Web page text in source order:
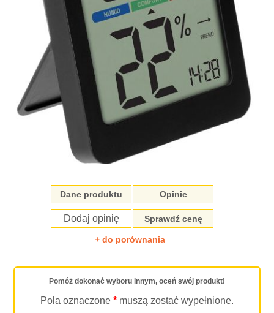
Dane produktu Opinie
Dodaj opinię Sprawdź cenę
+ do porównania
Pomóż dokonać wyboru innym, oceń swój produkt!
Pola oznaczone * muszą zostać wypełnione.